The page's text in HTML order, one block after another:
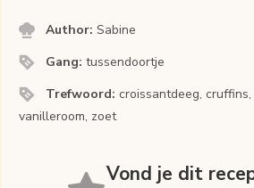
Author:Sabine
Gang:tussendoortje
Trefwoord: croissantdeeg,
vanilleroom, zoet
Vond je dit